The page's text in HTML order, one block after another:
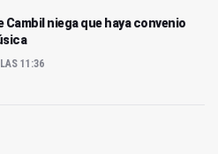
Cambil niega que haya convenio
11:36